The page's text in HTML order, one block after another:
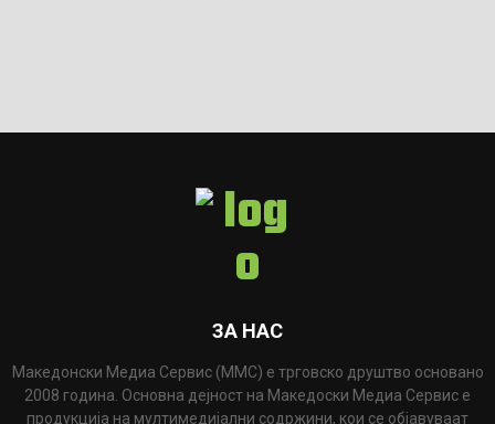
ЗА НАС
Македонски Медиа Сервис (ММС) е трговско друштво основано
2008 година. Основна дејност на Македоски Медиа Сервис е
продукција на мултимедијални содржини, кои се објавуваат